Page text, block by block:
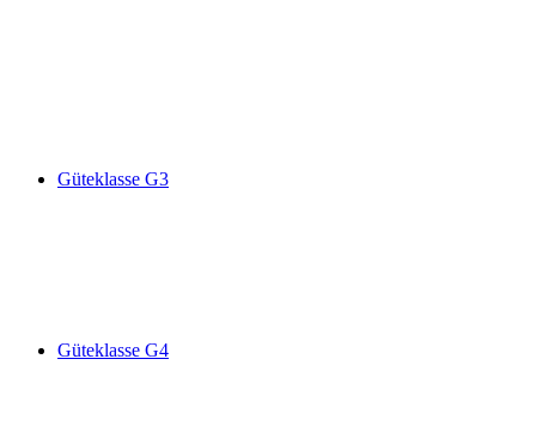
Güteklasse G3
Güteklasse G4